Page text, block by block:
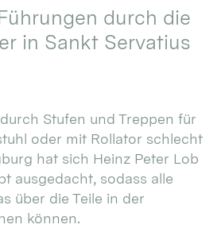
durch die
in Sankt Servatius
Stufen und Treppen für
oder mit Rollator schlecht
hat sich Heinz Peter Lob
ausgedacht, sodass alle
über die Teile in der
können.